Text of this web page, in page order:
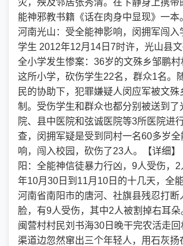
灾，殃及邻居张秀清。在卞静身上携带
能神邪教书籍《话在肉身中显现》一本
河南光山：受全能神影响，闵拥军闯入
学生 2012年12月14日7时许，光山县
全小学发生惨案：36岁的文殊乡邹鹏村
这所小学，砍伤学生22名，群众1名。
民的协助下，犯罪嫌疑人闵应军被文
制。受伤学生和群众也都分别被送到了
院、县中医院和弦诚医院等3所医院进
查，闵拥军疑是受到同村一名60多岁
响，闯入校园，砍伤了23人。【详细
阳：全能神信徒暴力行凶，9人受伤，
年10月30日到11月10日的十几天，全
河南省南阳市的唐河、社旗县残忍打断
脸，有9人受伤，其中2人被割掉右耳朵
闽营村村民刘书海30日晚干完农活走回
渠道边忽然窜出三个年轻人，用石灰扬